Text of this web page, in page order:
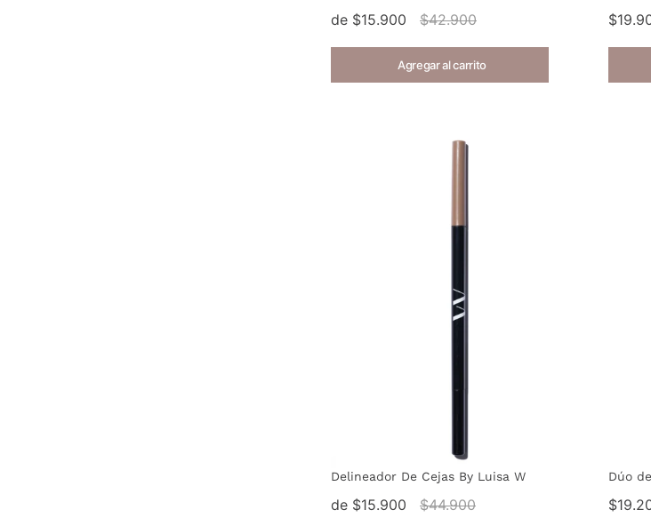
de $15.900 $42.900
Agregar al carrito
Delineador De Cejas By Luisa W
de $15.900 $44.900
Dúo